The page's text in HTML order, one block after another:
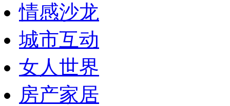
情感沙龙
城市互动
女人世界
房产家居